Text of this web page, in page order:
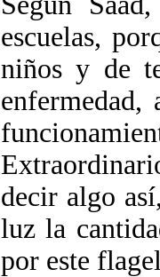
escuelas,
niños y de
enfermedad,
decir algo
luz la
por este